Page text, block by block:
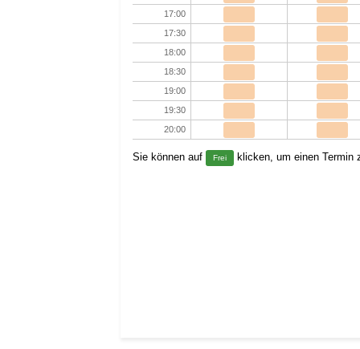
17:00
17:30
18:00
18:30
19:00
19:30
20:00
Sie können auf Frei klicken, um einen Termin